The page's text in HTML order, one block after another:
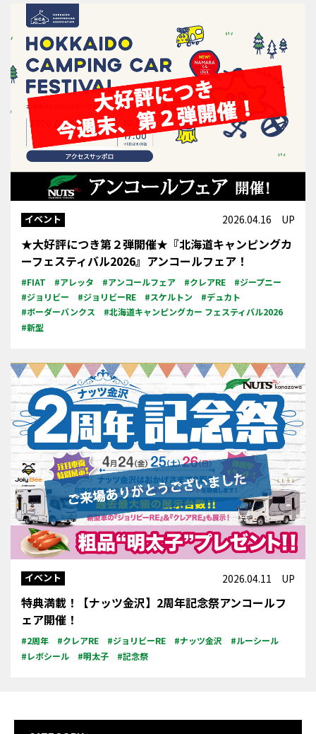
イベント 2026.04.16 UP
★大好評につき第２弾開催★『北海道キャンピングカ
ーフェスティバル2026』アンコールフェア！
#FIAT #アレッタ #アンコールフェア #クレアRE
#ジープニー
#ジョリビー
#ジョリビーRE #スケルトン
#デュカト
#ボーダーバンクス
#北海道キャンピングカー フェスティバル2026
#新型
イベント 2026.04.11 UP
特典満載！【ナッツ金沢】2周年記念祭アンコールフ
ェア開催！
#2周年 #クレアRE #ジョリビーRE #ナッツ金沢
#ルーシール
#レボシール
#明太子 #記念祭